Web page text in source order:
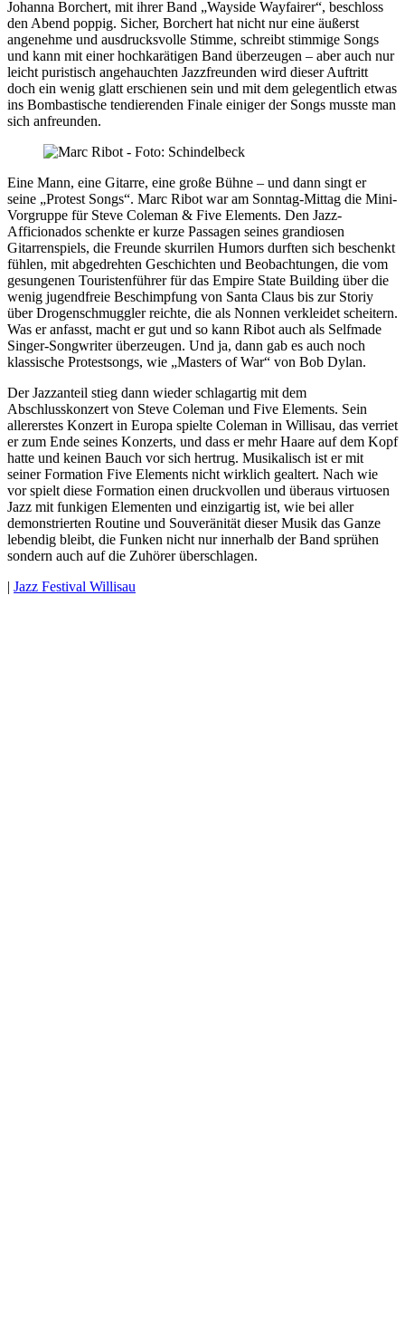
Johanna Borchert, mit ihrer Band „Wayside Wayfairer“, beschloss
den Abend poppig. Sicher, Borchert hat nicht nur eine äußerst
angenehme und ausdrucksvolle Stimme, schreibt stimmige Songs
und kann mit einer hochkarätigen Band überzeugen – aber auch nur
leicht puristisch angehauchten Jazzfreunden wird dieser Auftritt
doch ein wenig glatt erschienen sein und mit dem gelegentlich etwas
ins Bombastische tendierenden Finale einiger der Songs musste man
sich anfreunden.
Eine Mann, eine Gitarre, eine große Bühne – und dann singt er
seine „Protest Songs“. Marc Ribot war am Sonntag-Mittag die Mini-
Vorgruppe für Steve Coleman & Five Elements. Den Jazz-
Afficionados schenkte er kurze Passagen seines grandiosen
Gitarrenspiels, die Freunde skurrilen Humors durften sich beschenkt
fühlen, mit abgedrehten Geschichten und Beobachtungen, die vom
gesungenen Touristenführer für das Empire State Building über die
wenig jugendfreie Beschimpfung von Santa Claus bis zur Storiy
über Drogenschmuggler reichte, die als Nonnen verkleidet scheitern.
Was er anfasst, macht er gut und so kann Ribot auch als Selfmade
Singer-Songwriter überzeugen. Und ja, dann gab es auch noch
klassische Protestsongs, wie „Masters of War“ von Bob Dylan.
Der Jazzanteil stieg dann wieder schlagartig mit dem
Abschlusskonzert von Steve Coleman und Five Elements. Sein
allererstes Konzert in Europa spielte Coleman in Willisau, das verriet
er zum Ende seines Konzerts, und dass er mehr Haare auf dem Kopf
hatte und keinen Bauch vor sich hertrug. Musikalisch ist er mit
seiner Formation Five Elements nicht wirklich gealtert. Nach wie
vor spielt diese Formation einen druckvollen und überaus virtuosen
Jazz mit funkigen Elementen und einzigartig ist, wie bei aller
demonstrierten Routine und Souveränität dieser Musik das Ganze
lebendig bleibt, die Funken nicht nur innerhalb der Band sprühen
sondern auch auf die Zuhörer überschlagen.
| Jazz Festival Willisau